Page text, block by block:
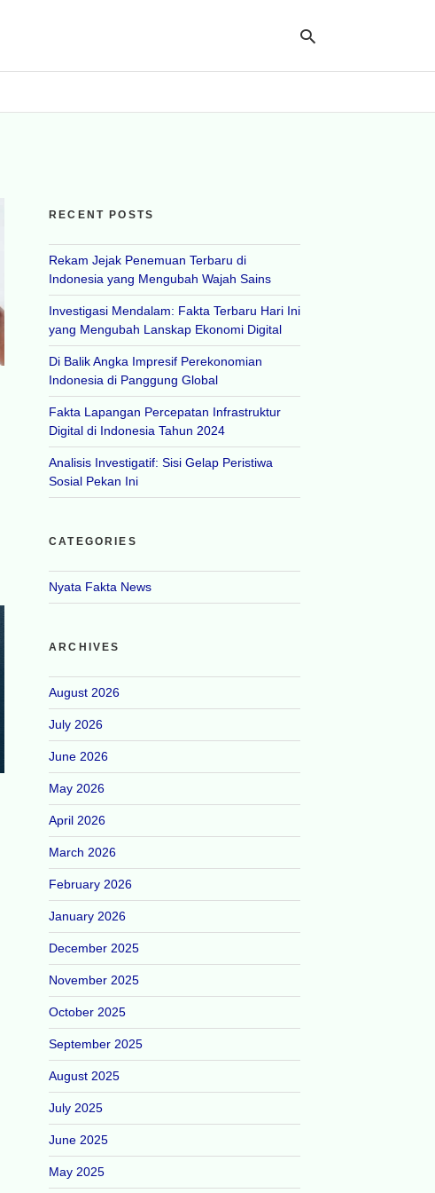
RECENT POSTS
Rekam Jejak Penemuan Terbaru di
Indonesia yang Mengubah Wajah Sains
Investigasi Mendalam: Fakta Terbaru Hari Ini
yang Mengubah Lanskap Ekonomi Digital
Di Balik Angka Impresif Perekonomian
Indonesia di Panggung Global
Fakta Lapangan Percepatan Infrastruktur
Digital di Indonesia Tahun 2024
Analisis Investigatif: Sisi Gelap Peristiwa
Sosial Pekan Ini
CATEGORIES
Nyata Fakta News
ARCHIVES
August 2026
July 2026
June 2026
May 2026
April 2026
March 2026
February 2026
January 2026
December 2025
November 2025
October 2025
September 2025
August 2025
July 2025
June 2025
May 2025